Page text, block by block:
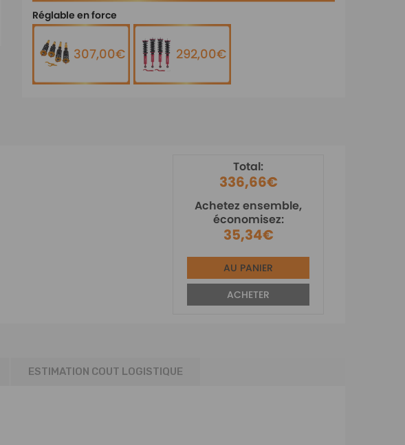
Réglable en force
307,00€ 292,00€
Total:
336,66€
Achetez ensemble,
économisez:
35,34€
AU PANIER
ACHETER
ESTIMATION COUT LOGISTIQUE